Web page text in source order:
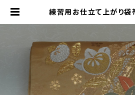
練習用お仕立て上がり袋